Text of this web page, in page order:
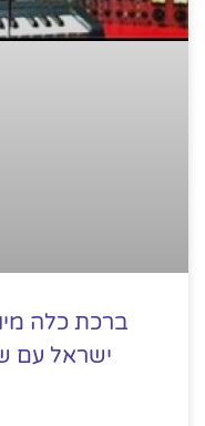
ברכת כלה
ישראל עם